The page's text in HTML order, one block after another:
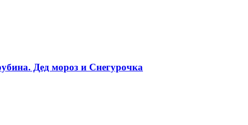
Дед мороз и Снегурочка